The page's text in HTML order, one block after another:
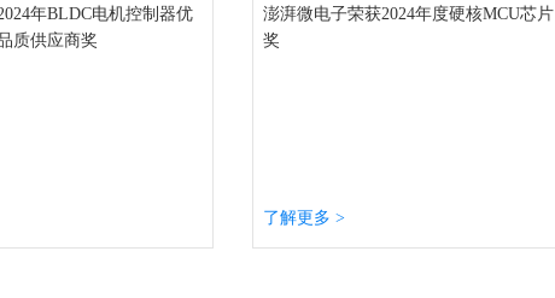
年BLDC电机控制器优
质供应商奖
澎湃微电子荣获2024年度硬核MCU芯片
奖
了解更多 >